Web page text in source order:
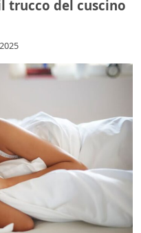
trucco del cuscino